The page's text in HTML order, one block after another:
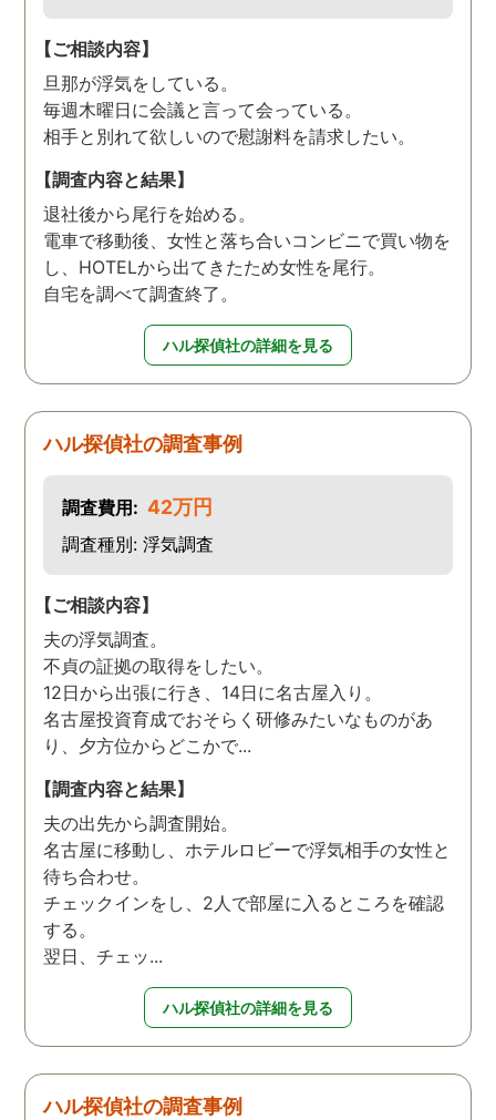
【ご相談内容】
旦那が浮気をしている。
毎週木曜日に会議と言って会っている。
相手と別れて欲しいので慰謝料を請求したい。
【調査内容と結果】
退社後から尾行を始める。
電車で移動後、女性と落ち合いコンビニで買い物を
し、HOTELから出てきたため女性を尾行。
自宅を調べて調査終了。
ハル探偵社の詳細を見る
ハル探偵社の調査事例
調査費用: 42万円
調査種別: 浮気調査
【ご相談内容】
夫の浮気調査。
不貞の証拠の取得をしたい。
12日から出張に行き、14日に名古屋入り。
名古屋投資育成でおそらく研修みたいなものがあ
り、夕方位からどこかで...
【調査内容と結果】
夫の出先から調査開始。
名古屋に移動し、ホテルロビーで浮気相手の女性と
待ち合わせ。
チェックインをし、2人で部屋に入るところを確認
する。
翌日、チェッ...
ハル探偵社の詳細を見る
ハル探偵社の調査事例